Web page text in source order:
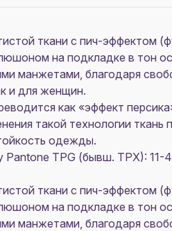
ткани с пич-
на подкладке в тон
манжетами, благодаря
и для женщин.
как «эффект
такой технологии
одежды.
TPG (бывш. TPX): 11-
ткани с пич-
на подкладке в тон
манжетами, благодаря